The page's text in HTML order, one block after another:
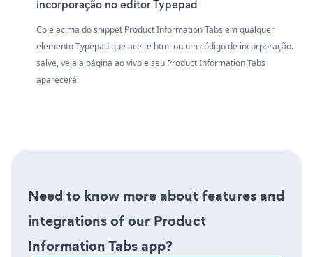
incorporação no editor Typepad
Cole acima do snippet Product Information Tabs em qualquer
elemento Typepad que aceite html ou um código de incorporação.
salve, veja a página ao vivo e seu Product Information Tabs
aparecerá!
Need to know more about features and
integrations of our Product
Information Tabs app?